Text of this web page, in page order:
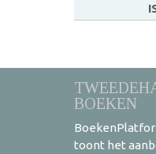
BOEKEN
toont het